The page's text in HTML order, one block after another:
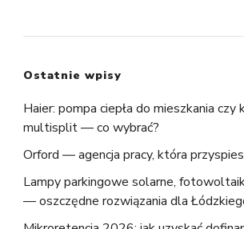
Ostatnie wpisy
Haier: pompa ciepła do mieszkania czy
multisplit — co wybrać?
Orford — agencja pracy, która
Lampy parkingowe solarne,
— oszczędne rozwiązania dla